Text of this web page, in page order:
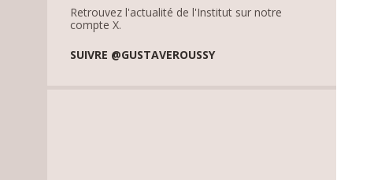
Retrouvez l'actualité de l'Institut sur notre
compte X.
SUIVRE @GUSTAVEROUSSY